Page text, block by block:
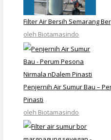
Filter Air Bersih Semarang
oleh Biotamasindo
Penjernih Air Sumur Bau –
Pinasti
oleh Biotamasindo